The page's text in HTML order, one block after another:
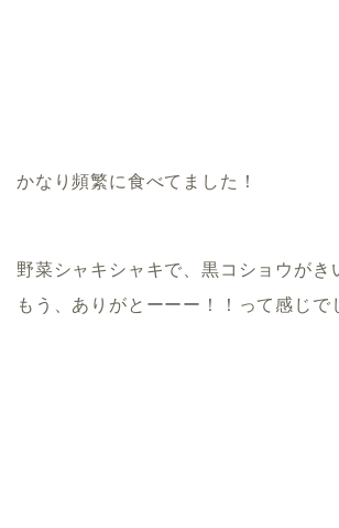
かなり頻繁に食べてました！
野菜シャキシャキで、黒コショウがき
もう、ありがとーーー！！って感じで